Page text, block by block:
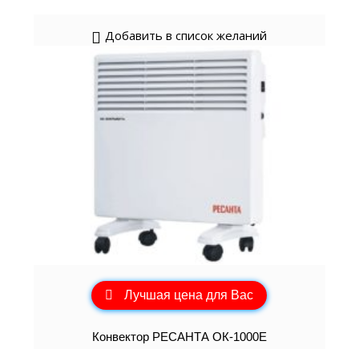
Добавить в список желаний
Лучшая цена для Вас
Конвектор РЕСАНТА ОК-1000Е